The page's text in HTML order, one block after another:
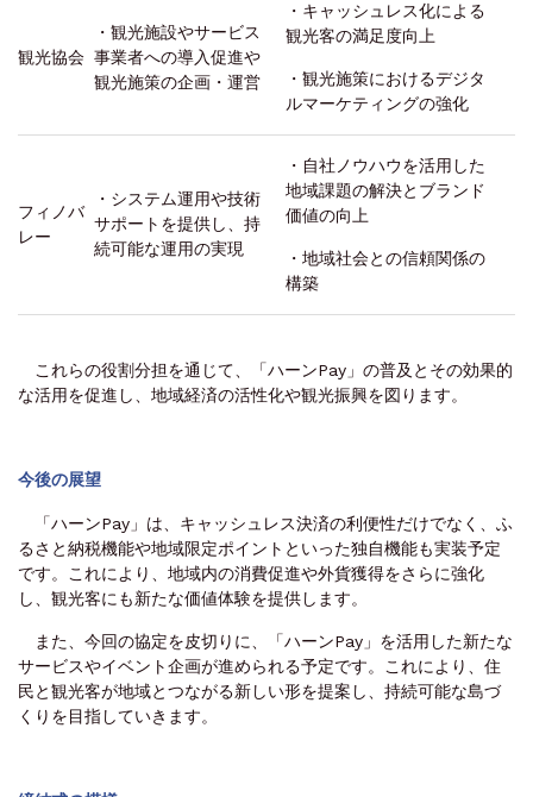
観光協会
・観光施設やサービス
事業者への導入促進や
観光施策の企画・運営
・キャッシュレス化による
観光客の満足度向上
・観光施策におけるデジタ
ルマーケティングの強化
フィノバ
レー
・システム運用や技術
サポートを提供し、持
続可能な運用の実現
・自社ノウハウを活用した
地域課題の解決とブランド
価値の向上
・地域社会との信頼関係の
構築
これらの役割分担を通じて、「ハーンPay」の普及とその効果的
な活用を促進し、地域経済の活性化や観光振興を図ります。
今後の展望
「ハーンPay」は、キャッシュレス決済の利便性だけでなく、ふ
るさと納税機能や地域限定ポイントといった独自機能も実装予定
です。これにより、地域内の消費促進や外貨獲得をさらに強化
し、観光客にも新たな価値体験を提供します。
また、今回の協定を皮切りに、「ハーンPay」を活用した新たな
サービスやイベント企画が進められる予定です。これにより、住
民と観光客が地域とつながる新しい形を提案し、持続可能な島づ
くりを目指していきます。